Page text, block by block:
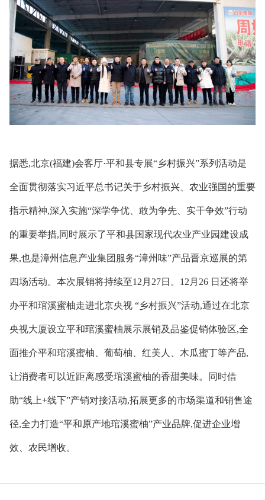
据悉,北京(福建)会客厅·平和县专展“乡村振兴”系列活动是
全面贯彻落实习近平总书记关于乡村振兴、农业强国的重要
指示精神,深入实施“深学争优、敢为争先、实干争效”行动
的重要举措,同时展示了平和县国家现代农业产业园建设成
果,也是漳州信息产业集团服务“漳州味”产品晋京巡展的第
四场活动。本次展销将持续至12月27日。12月26 日还将举
办平和琯溪蜜柚走进北京央视 “乡村振兴”活动,通过在北京
央视大厦设立平和琯溪蜜柚展示展销及品鉴促销体验区,全
面推介平和琯溪蜜柚、葡萄柚、红美人、木瓜蜜丁等产品,
让消费者可以近距离感受琯溪蜜柚的香甜美味。同时借
助“线上+线下”产销对接活动,拓展更多的市场渠道和销售途
径,全力打造“平和原产地琯溪蜜柚”产业品牌,促进企业增
效、农民增收。